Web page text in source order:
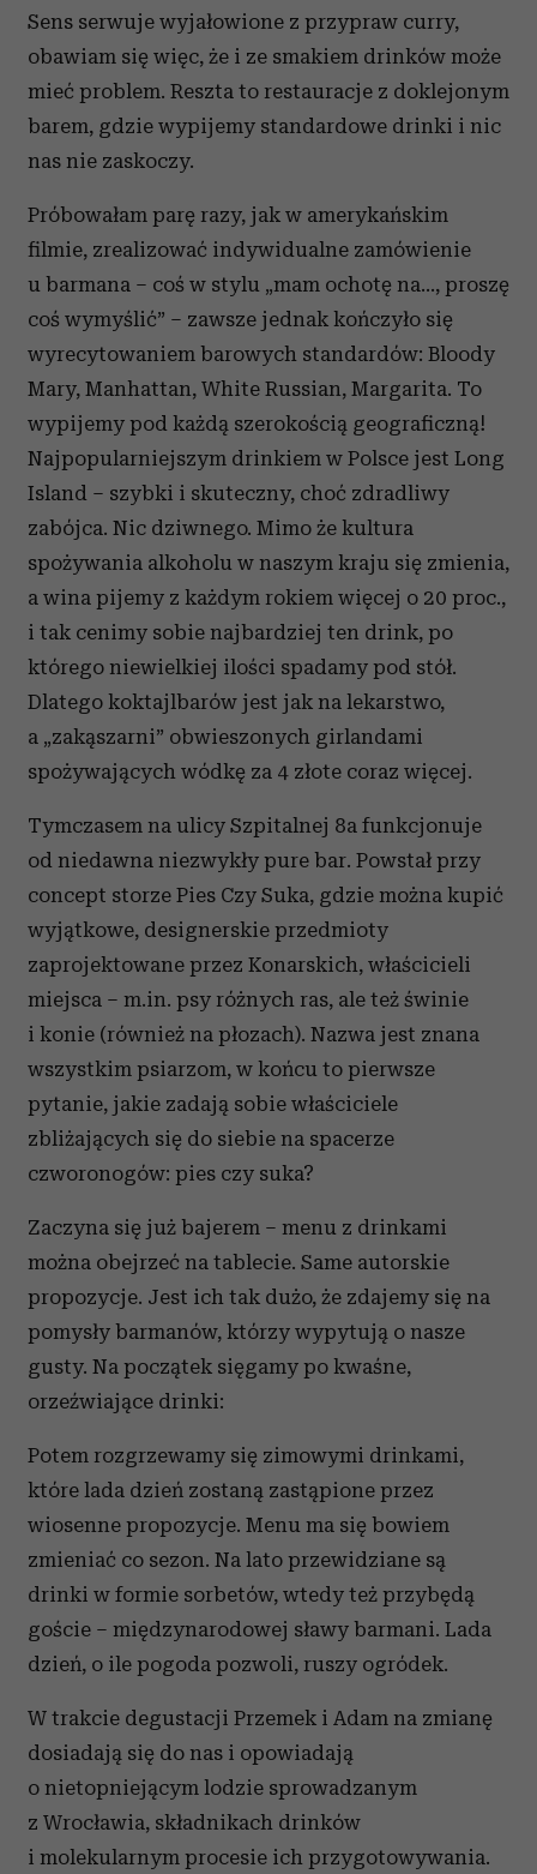
Sens serwuje wyjałowione z przypraw curry,
obawiam się więc, że i ze smakiem drinków może
mieć problem. Reszta to restauracje z doklejonym
barem, gdzie wypijemy standardowe drinki i nic
nas nie zaskoczy.
Próbowałam parę razy, jak w amerykańskim
filmie, zrealizować indywidualne zamówienie
u barmana – coś w stylu „mam ochotę na..., proszę
coś wymyślić” – zawsze jednak kończyło się
wyrecytowaniem barowych standardów: Bloody
Mary, Manhattan, White Russian, Margarita. To
wypijemy pod każdą szerokością geograficzną!
Najpopularniejszym drinkiem w Polsce jest Long
Island – szybki i skuteczny, choć zdradliwy
zabójca. Nic dziwnego. Mimo że kultura
spożywania alkoholu w naszym kraju się zmienia,
a wina pijemy z każdym rokiem więcej o 20 proc.,
i tak cenimy sobie najbardziej ten drink, po
którego niewielkiej ilości spadamy pod stół.
Dlatego koktajlbarów jest jak na lekarstwo,
a „zakąszarni” obwieszonych girlandami
spożywających wódkę za 4 złote coraz więcej.
Tymczasem na ulicy Szpitalnej 8a funkcjonuje
od niedawna niezwykły pure bar. Powstał przy
concept storze Pies Czy Suka, gdzie można kupić
wyjątkowe, designerskie przedmioty
zaprojektowane przez Konarskich, właścicieli
miejsca – m.in. psy różnych ras, ale też świnie
i konie (również na płozach). Nazwa jest znana
wszystkim psiarzom, w końcu to pierwsze
pytanie, jakie zadają sobie właściciele
zbliżających się do siebie na spacerze
czworonogów: pies czy suka?
Zaczyna się już bajerem – menu z drinkami
można obejrzeć na tablecie. Same autorskie
propozycje. Jest ich tak dużo, że zdajemy się na
pomysły barmanów, którzy wypytują o nasze
gusty. Na początek sięgamy po kwaśne,
orzeźwiające drinki:
Potem rozgrzewamy się zimowymi drinkami,
które lada dzień zostaną zastąpione przez
wiosenne propozycje. Menu ma się bowiem
zmieniać co sezon. Na lato przewidziane są
drinki w formie sorbetów, wtedy też przybędą
goście – międzynarodowej sławy barmani. Lada
dzień, o ile pogoda pozwoli, ruszy ogródek.
W trakcie degustacji Przemek i Adam na zmianę
dosiadają się do nas i opowiadają
o nietopniejącym lodzie sprowadzanym
z Wrocławia, składnikach drinków
i molekularnym procesie ich przygotowywania.